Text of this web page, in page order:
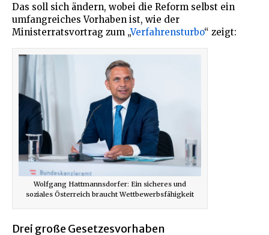
Das soll sich ändern, wobei die Reform selbst ein
umfangreiches Vorhaben ist, wie der
Ministerratsvortrag zum „Verfahrensturbo“ zeigt:
Wolfgang Hattmannsdorfer: Ein sicheres und
soziales Österreich braucht Wettbewerbsfähigkeit
Drei große Gesetzesvorhaben